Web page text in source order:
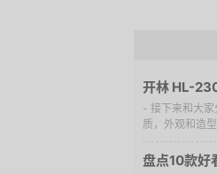
开林 HL-
- 接下来和大
质，外观和造
盘点10款好